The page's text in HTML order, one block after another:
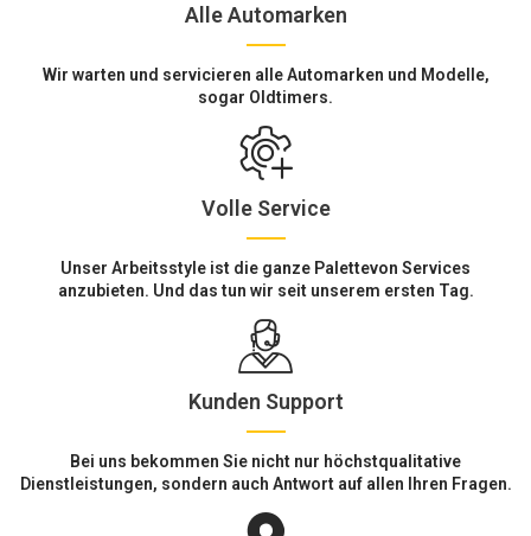
Alle Automarken
Wir warten und servicieren alle Automarken und Modelle,
sogar Oldtimers.
Volle Service
Unser Arbeitsstyle ist die ganze Palettevon Services
anzubieten. Und das tun wir seit unserem ersten Tag.
Kunden Support
Bei uns bekommen Sie nicht nur höchstqualitative
Dienstleistungen, sondern auch Antwort auf allen Ihren Fragen.